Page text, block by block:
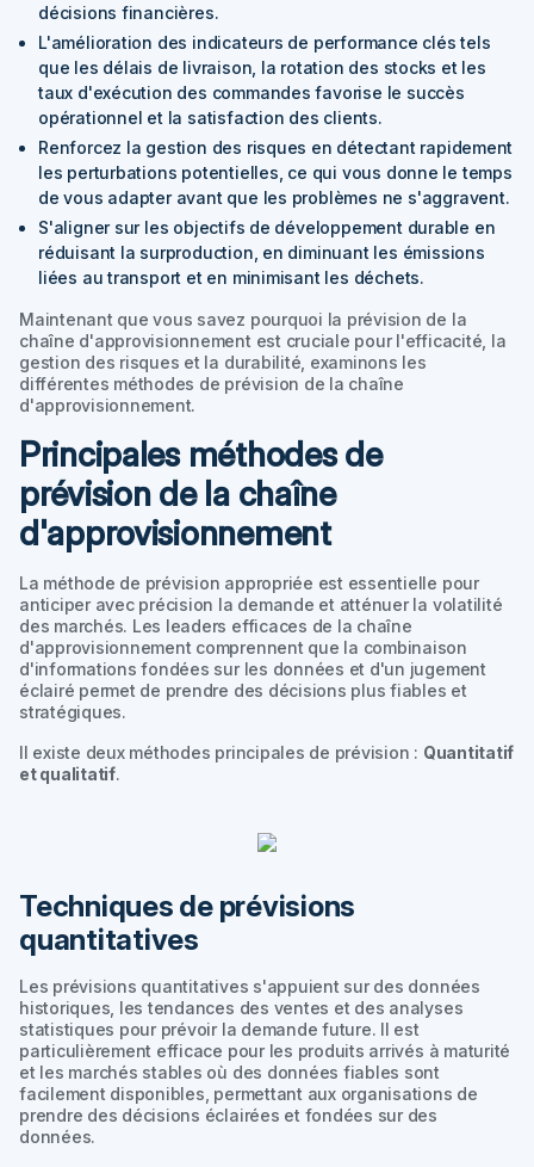
décisions financières.
L'amélioration des indicateurs de performance clés tels
que les délais de livraison, la rotation des stocks et les
taux d'exécution des commandes favorise le succès
opérationnel et la satisfaction des clients.
Renforcez la gestion des risques en détectant rapidement
les perturbations potentielles, ce qui vous donne le temps
de vous adapter avant que les problèmes ne s'aggravent.
S'aligner sur les objectifs de développement durable en
réduisant la surproduction, en diminuant les émissions
liées au transport et en minimisant les déchets.
Maintenant que vous savez pourquoi la prévision de la
chaîne d'approvisionnement est cruciale pour l'efficacité, la
gestion des risques et la durabilité, examinons les
différentes méthodes de prévision de la chaîne
d'approvisionnement.
Principales méthodes de
prévision de la chaîne
d'approvisionnement
La méthode de prévision appropriée est essentielle pour
anticiper avec précision la demande et atténuer la volatilité
des marchés. Les leaders efficaces de la chaîne
d'approvisionnement comprennent que la combinaison
d'informations fondées sur les données et d'un jugement
éclairé permet de prendre des décisions plus fiables et
stratégiques.
Il existe deux méthodes principales de prévision : Quantitatif
et qualitatif.
Techniques de prévisions
quantitatives
Les prévisions quantitatives s'appuient sur des données
historiques, les tendances des ventes et des analyses
statistiques pour prévoir la demande future. Il est
particulièrement efficace pour les produits arrivés à maturité
et les marchés stables où des données fiables sont
facilement disponibles, permettant aux organisations de
prendre des décisions éclairées et fondées sur des
données.